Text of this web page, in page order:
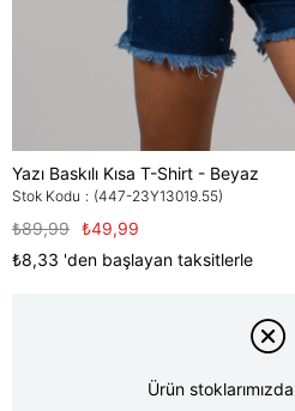
Yazı Baskılı Kısa T-Shirt - Beyaz
Stok Kodu (447-23Y13019.55)
₺89,99 ₺49,99
₺8,33 'den başlayan taksitlerle
Ürün